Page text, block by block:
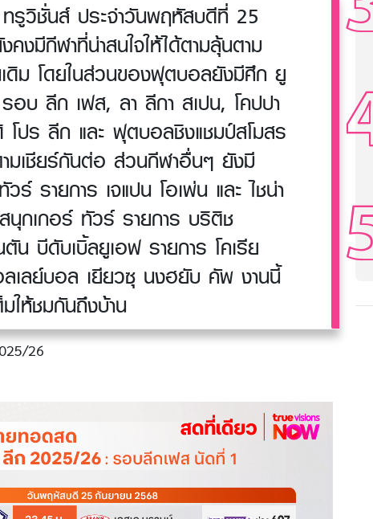
ทรูวิชั่นส์ ประจำวันพฤหัสบดีที่ 25
งมีกีฬาที่น่าสนใจให้ได้ตามลุ้นตาม
เดิม โดยในส่วนของฟุตบอลยังมีศึก ยู
อบ ลีก เฟส, ลา ลีกา สเปน, โคปปา
โปร ลีก และ ฟุตบอลชิงแชมป์สโมสร
ามเชียร์กันต่อ ส่วนกีฬาอื่นๆ ยังมี
ร์ รายการ เจแปน โอเพ่น และ ไชน่า
นุกเกอร์ ทัวร์ รายการ บริติช
น บีดับเบิ้ลยูเอฟ รายการ โคเรีย
ลเลย์บอล เยียวซุ นงฮยับ คัพ งานนี้
ให้ชมกันถึงบ้าน
26